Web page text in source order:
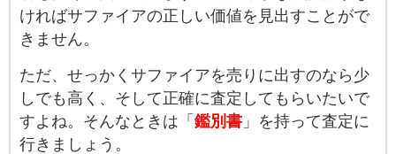
ければサファイアの正しい価値を見出すことがで
きません。
ただ、せっかくサファイアを売りに出すのなら少
しでも高く、そして正確に査定してもらいたいで
すよね。そんなときは「 鑑別書 」を持って査定に
行きましょう。